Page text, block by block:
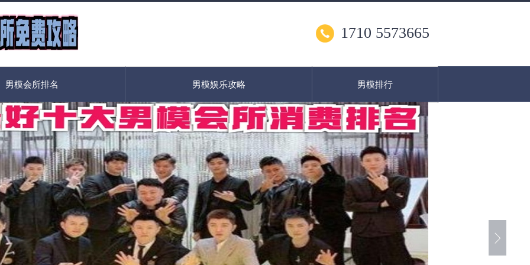
1710 5573665
男模会所排名 男模娱乐攻略 男模排行